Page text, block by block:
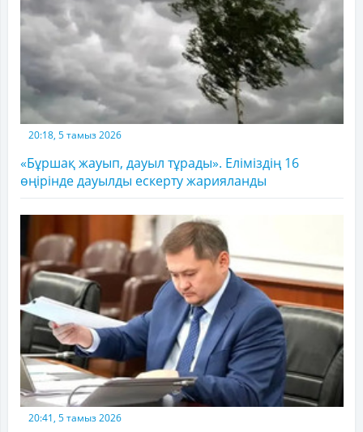
20:18, 5 тамыз 2026
«Бұршақ жауып, дауыл тұрады». Еліміздің 16
өңірінде дауылды ескерту жарияланды
20:41, 5 тамыз 2026